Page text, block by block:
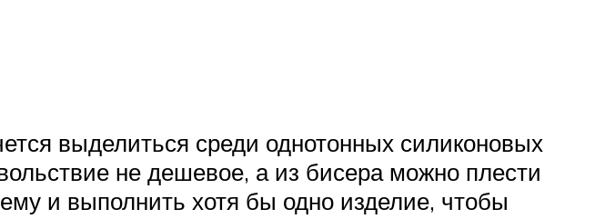
выделиться среди однотонных силиконовых
не дешевое, а из бисера можно плести
и выполнить хотя бы одно изделие, чтобы